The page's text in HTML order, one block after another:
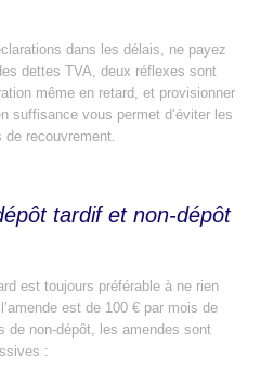
dans les délais, ne payez
dettes TVA, deux réflexes sont
même en retard, et provisionner
suffisance vous permet d’éviter les
recouvrement.
tardif et non-dépôt
est toujours préférable à ne rien
est de 100 € par mois de
de non-dépôt, les amendes sont
: